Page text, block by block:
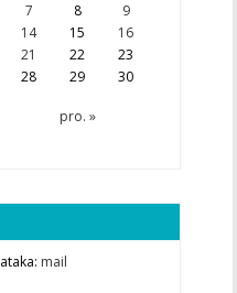
pro. »
7 8
9
14 15
16
21 22
23
28 29 30
mail